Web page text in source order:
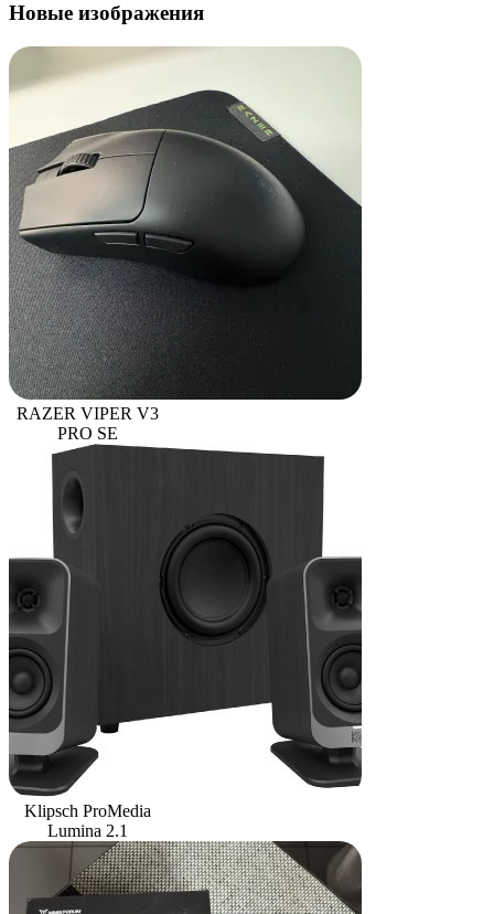
Новые изображения
RAZER VIPER V3
PRO SE
Klipsch ProMedia
Lumina 2.1